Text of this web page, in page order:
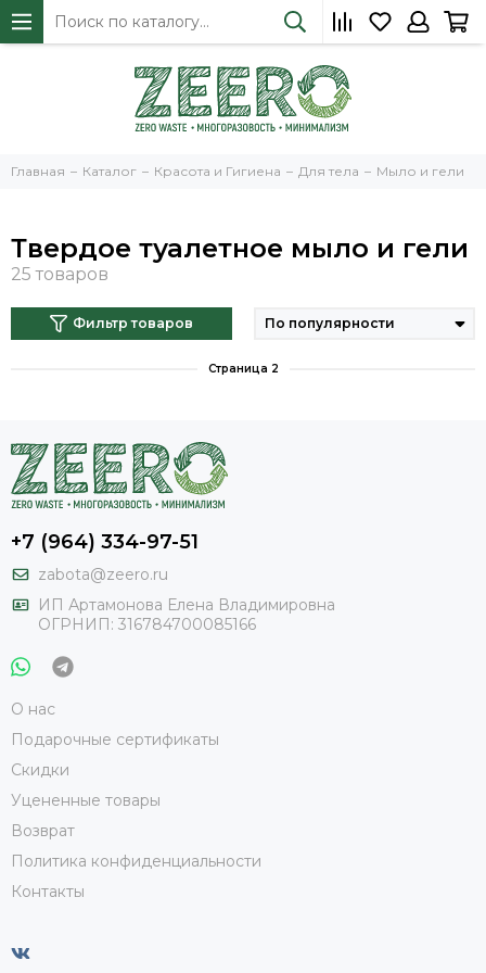
Главная Каталог Красота и Гигиена Для тела Мыло и гели
Твердое туалетное мыло и гели
Фильтр товаров
Страница 2
+7 (964) 334-97-51
zabota@zeero.ru
И П Артамонова Елена Владимировна
ОГРНИП: 316784700085166
О нас
Подарочные сертификаты
Скидки
Уцененные товары
Возврат
Политика конфиденциальности
Контакты